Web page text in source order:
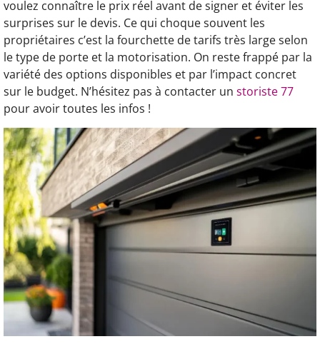
voulez connaître le prix réel avant de signer et éviter les
surprises sur le devis. Ce qui choque souvent les
propriétaires c’est la fourchette de tarifs très large selon
le type de porte et la motorisation. On reste frappé par la
variété des options disponibles et par l’impact concret
sur le budget. N’hésitez pas à contacter un storiste 77
pour avoir toutes les infos !